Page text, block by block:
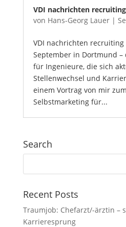
VDI nachrichten
von Hans-Georg Lauer|
VDI nachrichten recruiting
September in Dortmund –
für Ingenieure, die sich
Stellenwechsel und
einem Vortrag von mir
Selbstmarketing für...
Search
Recent Posts
Traumjob: Chefarzt/-ärztin –
Karrieresprung